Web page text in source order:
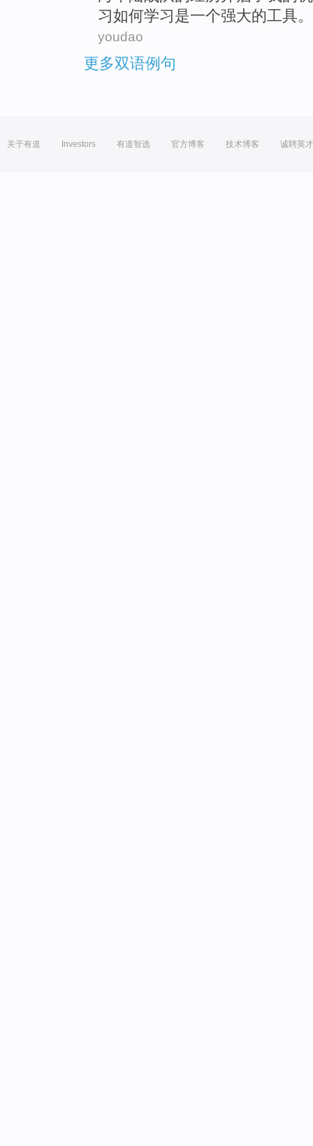
习如何学习是一个强大的工具。
youdao
更多双语例句
关于有道 Investors 有道智选 官方博客 技术博客 诚聘英才